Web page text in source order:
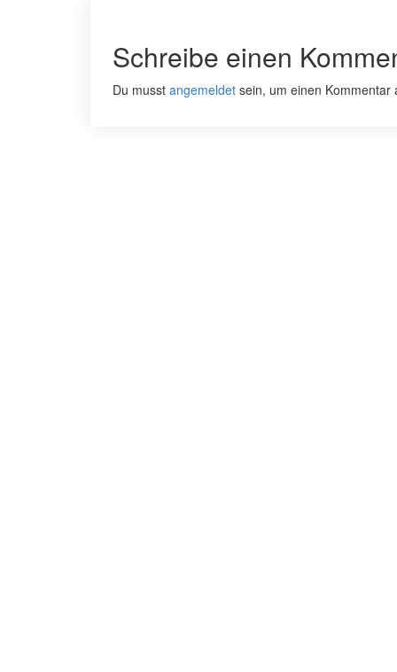
Schreibe einen
Du musst angemeldet sein, um einen Kommentar